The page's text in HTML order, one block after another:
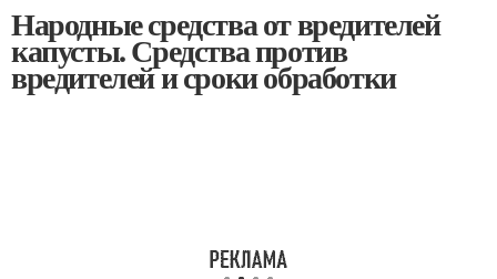
Народные средства от вредителей
капусты. Средства против
вредителей и сроки обработки